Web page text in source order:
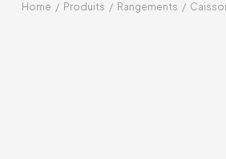
Home / Produits / Rangements /